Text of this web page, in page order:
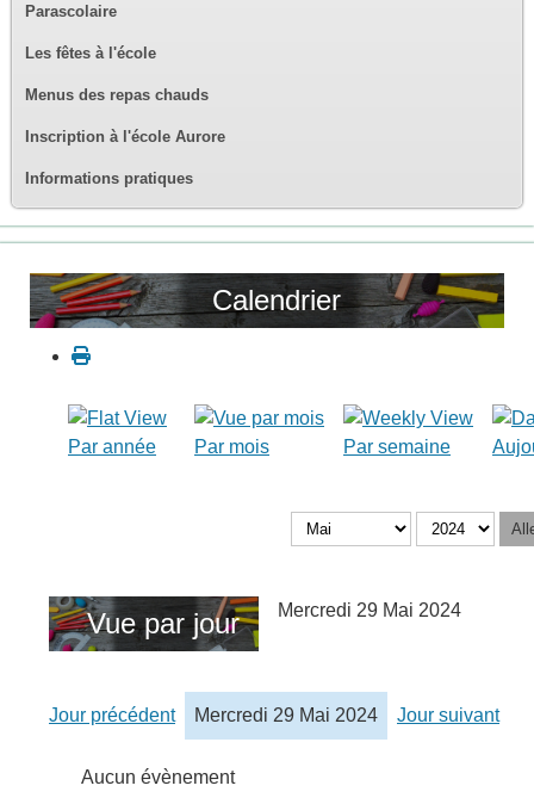
Parascolaire
Les fêtes à l'école
Menus des repas chauds
Inscription à l'école Aurore
Informations pratiques
Calendrier
Par année Par mois Par semaine
Vue par jour Mercredi 29 Mai 2024
Jour précédent Mercredi 29 Mai 2024 Jour suivant
Aucun évènement